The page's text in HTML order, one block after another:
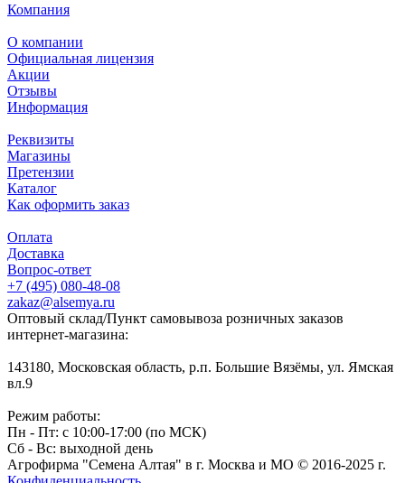
Компания
О компании
Официальная лицензия
Акции
Отзывы
Информация
Реквизиты
Магазины
Претензии
Каталог
Как оформить заказ
Оплата
Доставка
Вопрос-ответ
+7 (495) 080-48-08
zakaz@alsemya.ru
Оптовый склад/Пункт самовывоза розничных заказов
интернет-магазина:
143180, Московская область, р.п. Большие Вязёмы, ул. Ямская
вл.9
Режим работы:
Пн - Пт: с 10:00-17:00 (по МСК)
Сб - Вс: выходной день
Агрофирма "Семена Алтая" в г. Москва и МО © 2016-2025 г.